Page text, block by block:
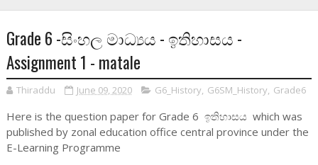
Grade 6 -සිංහල මාධ්‍යය - ඉතිහාසය -
Assignment 1 - matale
Thiraddu June 09, 2020 G6_History, G6SM_History, Grade6
Here is the question paper for Grade 6 ඉතිහාසය which was
published by zonal education office central province under the
E-Learning Programme